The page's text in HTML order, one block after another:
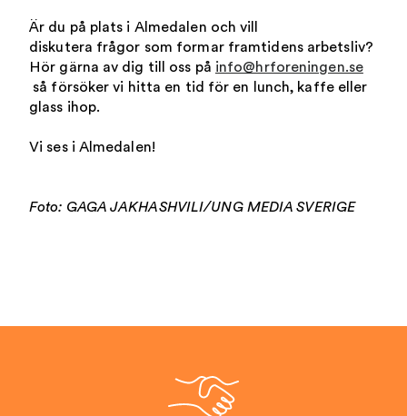
Är du på plats i Almedalen och vill
diskutera frågor som formar framtidens arbetsliv?
Hör gärna av dig till oss på info@hrforeningen.se
så försöker vi hitta en tid för en lunch, kaffe eller
glass ihop.
Vi ses i Almedalen!
Foto: GAGA JAKHASHVILI/UNG MEDIA SVERIGE